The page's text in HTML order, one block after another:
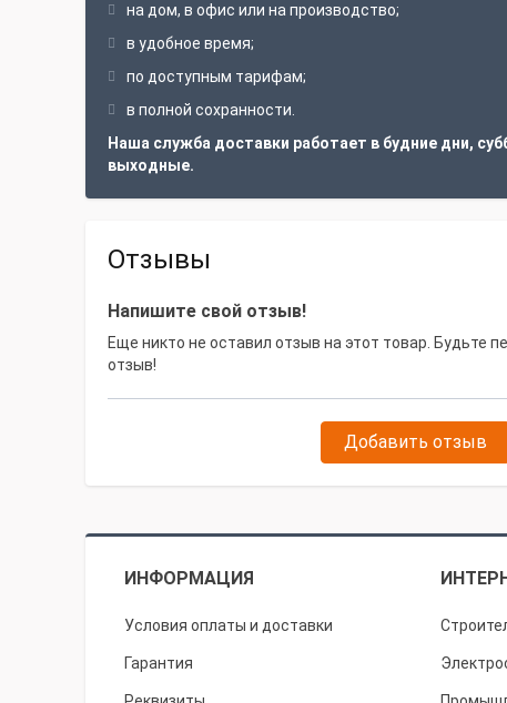
на дом, в офис или на производство;
в удобное время;
по доступным тарифам;
в полной сохранности.
Наша служба доставки работает в будние дни,
выходные.
Отзывы
Напишите свой отзыв!
Еще никто не оставил отзыв на этот товар. Будьте
отзыв!
Добавить отзыв
ИНФОРМАЦИЯ
Условия оплаты и доставки
Гарантия